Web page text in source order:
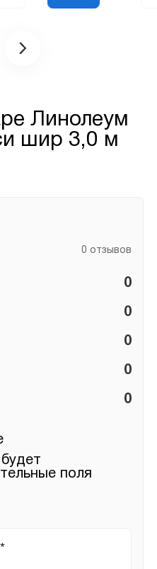
Линолеум
шир 3,0 м
0 отзывов
0
0
0
0
0
поля